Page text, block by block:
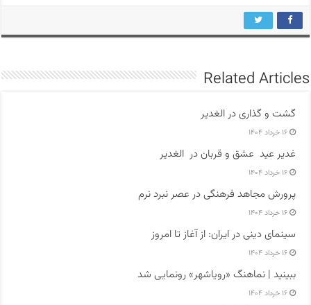
Related Articles
گشت و گذاری در الغدیر
۱۶ خرداد ۱۴۰۴
غدیر عید عشق و قربان در الغدیر
۱۶ خرداد ۱۴۰۴
پرورش مجاهد فرهنگی در عصر نبرد نرم
۱۶ خرداد ۱۴۰۴
سینمای دینی در ایران: از آغاز تا امروز
۱۶ خرداد ۱۴۰۴
ببینید | نماهنگ «رویاشهر» رونمایی شد
۱۶ خرداد ۱۴۰۴